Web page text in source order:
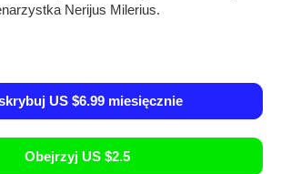
Nerijus Milerius.
US $6.99 miesięcznie
Obejrzyj US $2.5